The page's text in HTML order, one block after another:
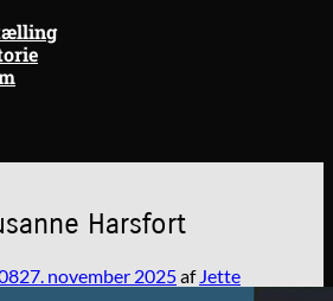
Harsfort
27. november 2025af Jette